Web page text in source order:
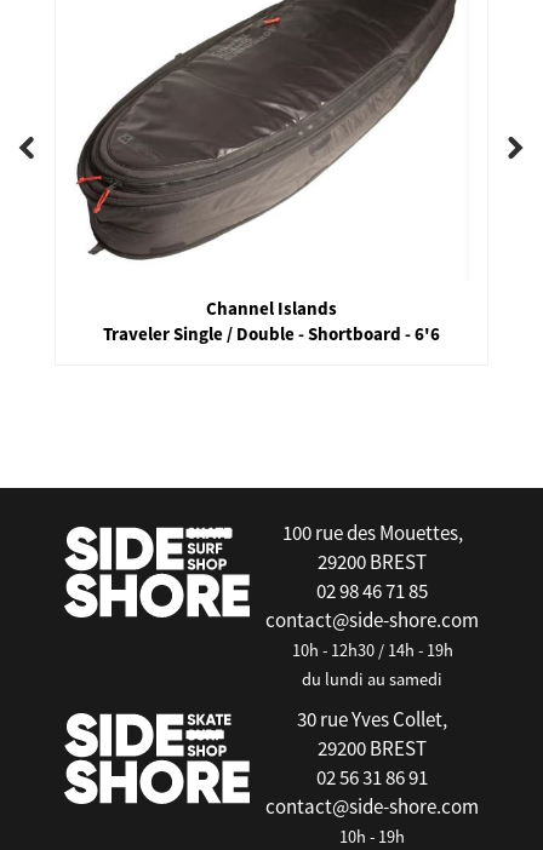
Channel Islands
Traveler Single / Double - Shortboard - 6'6
100 rue des Mouettes,
29200 BREST
02 98 46 71 85
contact@side-shore.com
10h - 12h30 / 14h - 19h
du lundi au samedi
30 rue Yves Collet,
29200 BREST
02 56 31 86 91
contact@side-shore.com
10h - 19h